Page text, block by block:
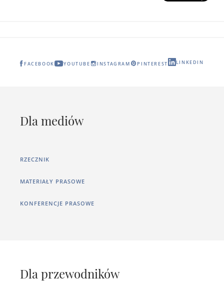
FACEBOOK YOUTUBE INSTAGRAM PINTEREST LINKEDIN
Dla mediów
RZECZNIK
MATERIAŁY PRASOWE
KONFERENCJE PRASOWE
Dla przewodników